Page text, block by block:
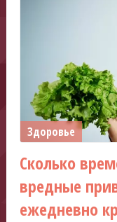
Здоровье
Сколько
вредные
ежедневно